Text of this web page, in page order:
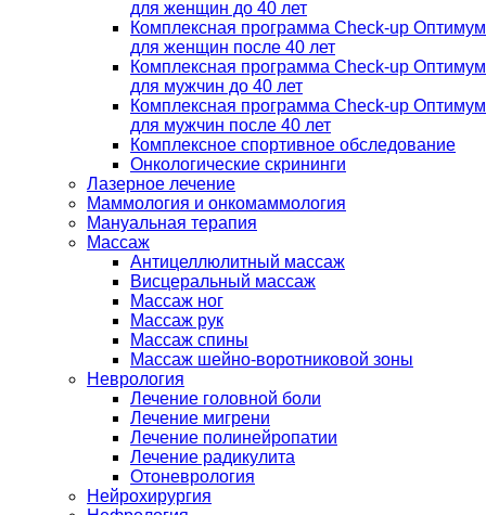
для женщин до 40 лет
Комплексная программа Check-up Оптимум
для женщин после 40 лет
Комплексная программа Check-up Оптимум
для мужчин до 40 лет
Комплексная программа Check-up Оптимум
для мужчин после 40 лет
Комплексное спортивное обследование
Онкологические скрининги
Лазерное лечение
Маммология и онкомаммология
Мануальная терапия
Массаж
Антицеллюлитный массаж
Висцеральный массаж
Массаж ног
Массаж рук
Массаж спины
Массаж шейно-воротниковой зоны
Неврология
Лечение головной боли
Лечение мигрени
Лечение полинейропатии
Лечение радикулита
Отоневрология
Нейрохирургия